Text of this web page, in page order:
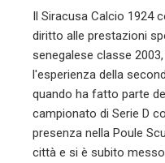
Il Siracusa Calcio 1924
diritto alle prestazioni
senegalese classe
l'esperienza della
quando ha fatto parte
campionato di Serie D
presenza nella Poule
città e si è subito